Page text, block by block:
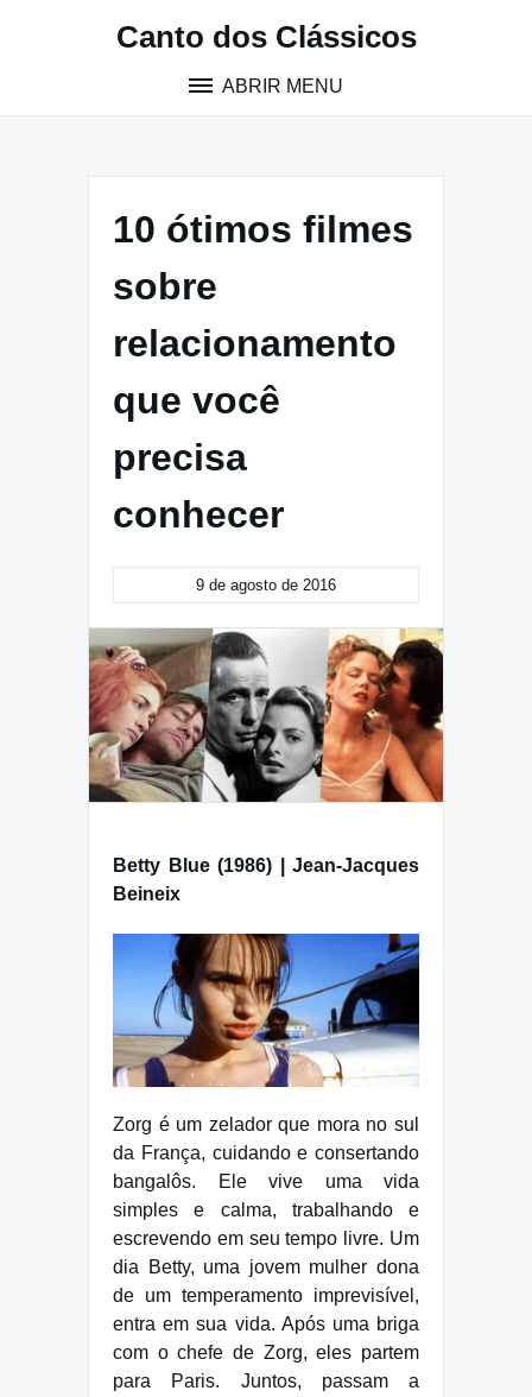
Canto dos Clássicos
ABRIR MENU
10 ótimos filmes
sobre
relacionamento
que você
precisa
conhecer
9 de agosto de 2016
Betty Blue (1986) | Jean-Jacques
Beineix
Zorg é um zelador que mora no sul
da França, cuidando e consertando
bangalôs. Ele vive uma vida
simples e calma, trabalhando e
escrevendo em seu tempo livre. Um
dia Betty, uma jovem mulher dona
de um temperamento imprevisível,
entra em sua vida. Após uma briga
com o chefe de Zorg, eles partem
para Paris. Juntos, passam a